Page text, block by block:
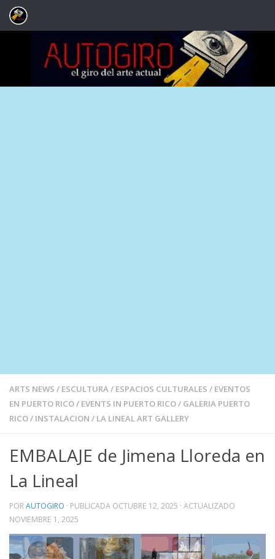
Saltar al contenido
ARTS NEWS / ESCULTURA/ ESPACIOS CULTURALES / EVENTOS
EN PUERTO RICO/ EVENTS IN PUERTO RICO/ GALERIA PUERTO
RICO/ INSTALACION / LA LINEAL ART GALLERY
EMBALAJE de Jimena Lloreda en
La Lineal
PORAUTOGIRO · PUBLICADA OCTUBRE 12, 2025 · ACTUALIZADO
NOVIEMBRE 1, 2025